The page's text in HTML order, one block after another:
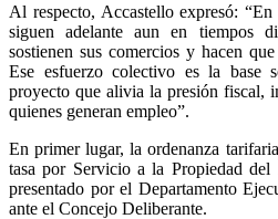
Al respecto, Accastello expresó:
siguen adelante aun en tiempos
sostienen sus comercios y hacen
Ese esfuerzo colectivo es la base
proyecto que alivia la presión fiscal,
quienes generan empleo”.
En primer lugar, la ordenanza
tasa por Servicio a la Propiedad
presentado por el Departamento
ante el Concejo Deliberante.